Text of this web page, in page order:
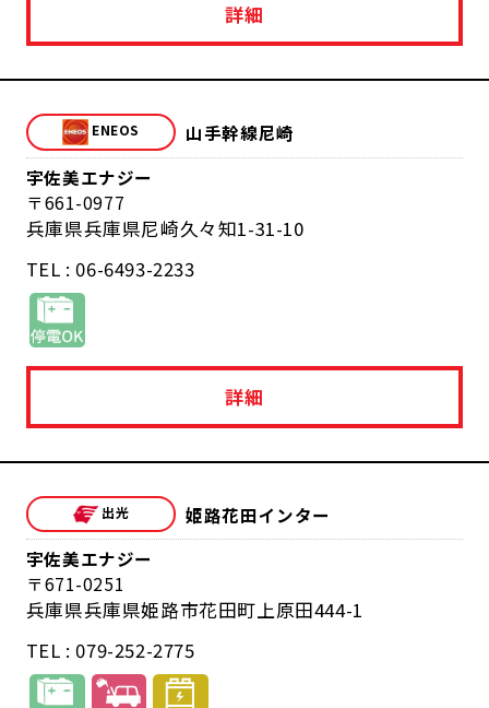
詳細
山手幹線尼崎
宇佐美エナジー
661-0977
兵庫県兵庫県尼崎久々知1-31-10
TEL : 06-6493-2233
詳細
姫路花田インター
宇佐美エナジー
671-0251
兵庫県兵庫県姫路市花田町上原田444-1
TEL : 079-252-2775